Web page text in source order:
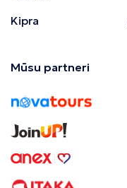
Kipra
Mūsu partneri